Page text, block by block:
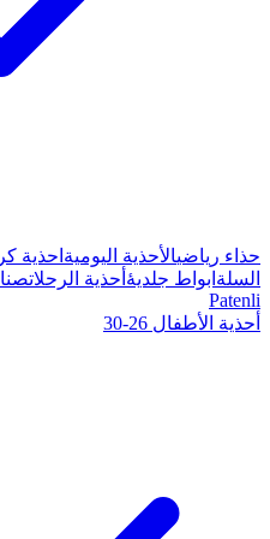
كرة العشب الصناعيأحذية كرة
صنادل أحذية كرة القدم ConversFilet